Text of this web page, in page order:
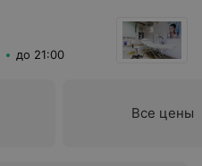
до 21:00
Все цены